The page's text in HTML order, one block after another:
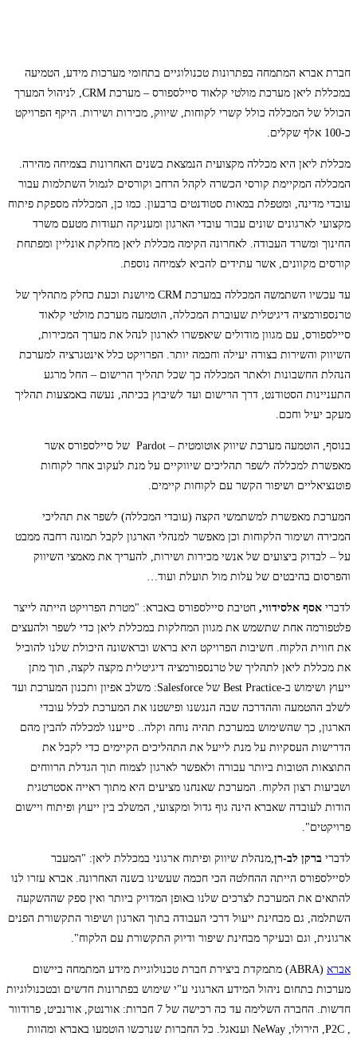
חברת אברא המתמחה בפתרונות טכנולוגיים בתחומי מערכות מידע, הטמיעה
במכללת ליאן מערכת מולטי קלאוד סיילספורס – מערכת CRM, לניהול המערך
הכולל של המכללה כולל קשרי לקוחות, שיווק, מכירות ושירות. היקף הפרויקט
כ-100 אלף שקלים.
מכללת ליאן היא מכללה מקצועית הנמצאת בשנים האחרונות בצמיחה מהירה.
המכללה המקיימת קורסי הכשרה לקהל הרחב וקורסים לגמול השתלמות עבור
עובדי מדינה, ומטפלת במאות סטודנטים ברבעון. כמו כן, המכללה מספקת פיתוח
מקצועי לארגונים שונים עבור עובדי הארגון ומעניקה תעודות מטעם משרד
החינוך ומשרד העבודה. לאחרונה הקימה מכללת ליאן מחלקת אונליין ומפתחת
קורסים מקוונים, אשר עתידים להביא לצמיחה נוספת.
עד עכשיו השתמשה המכללה במערכת CRM מיושנת וכעת כחלק מתהליך של
טרנספורמציה דיגיטלית שעוברת המכללה, הוטמעה מערכת מולטי קלאוד
סיילספורס, עם מגוון מודולים שיאפשרו לארגון לנהל את מערך המכירות,
השיווק והשירות בצורה יעילה וחכמה יותר. הפרויקט כלל אינטגרציה למערכת
הנהלת החשבונות ולאתר המכללה כך שכל תהליך הרישום – החל מרגע
התעניינות הסטודנט, דרך הרישום ועד לשיבוץ בכיתה, נעשה באמצעות תהליך
מעקב יעיל וחכם.
בנוסף, הוטמעה מערכת שיווק אוטומטית – Pardot של סיילספורס אשר
מאפשרת למכללה לשפר תהליכים שיווקיים על מנת לעקוב אחר לקוחות
פוטנציאליים ושיפור הקשר עם לקוחות קיימים.
המערכת מאפשרת למשתמשי הקצה (עובדי המכללה) לשפר את תהליכי
המכירה ושימור הלקוחות וכן מאפשר למנהלי הארגון לקבל תמונה רחבה ממבט
על – לבדוק ביצועים של אנשי מכירות ושירות, להעריך את מאמצי השיווק
והפרסום בהיבטים של עלות מול תועלת ועוד…
לדברי אסף אלסידווי, חטיבת סיילספורס באברא: "מטרת הפרויקט הייתה לייצר
פלטפורמה אחת שתשמש את מגוון המחלקות במכללת ליאן כדי לשפר ולהעצים
את חווית הלקוח. חשיבות הפרויקט היא בראש ובראשונה היכולת שלנו להוביל
את מכללת ליאן לתהליך של טרנספורמציה דיגיטלית מקצה לקצה, תוך מתן
ייעוץ ושימוש ב-Best Practice של Salesforce: משלב אפיון ותכנון המערכת ועד
לשלב ההטמעה וההדרכה שבה הנגשנו ופישטנו את המערכת לכלל עובדי
הארגון, כך שהשימוש במערכת תהיה נוחה וקלה.. סייענו למכללה להבין מהם
הדרישות העסקיות על מנת לייעל את התהליכים הקיימים כדי לקבל את
התוצאות הטובות ביותר עבורה ולאפשר לארגון לצמוח תוך הגדלת הרווחים
ושביעות רצון הלקוח. המערכת שאנחנו מציעים היא מתוך ראייה אסטרטגית
הודות לעובדה שאברא הינה גוף גדול ומקצועי, המשלב בין ייעוץ ופיתוח ויישום
פרויקטים".
לדברי ברקן לב-רן,מנהלת שיווק ופיתוח ארגוני במכללת ליאן: "המעבר
לסיילספורס הייתה ההחלטה הכי חכמה שעשינו בשנה האחרונה. אברא עזרו לנו
להתאים את המערכת לצרכים שלנו באופן המדויק ביותר ואין ספק שההשקעה
השתלמה, גם מבחינת ייעול דרכי העבודה בתוך הארגון ושיפור התקשורת הפנים
ארגונית, וגם ובעיקר מבחינת שיפור ודיוק התקשורת עם הלקוח".
אברא
(ABRA) מתמקדת ביצירת חברת טכנולוגיית מידע המתמחה ביישום
מערכות בתחום ניהול המידע הארגוני ע"י שימוש בפתרונות חדשים ובטכנולוגיות
חדשות. החברה השלימה עד כה רכישה של 7 חברות: אורנטק, אורנביט, פרודוור
, P2C, הירולו, NeWay וענאגל. כל החברות שנרכשו הוטמעו באברא ומהוות